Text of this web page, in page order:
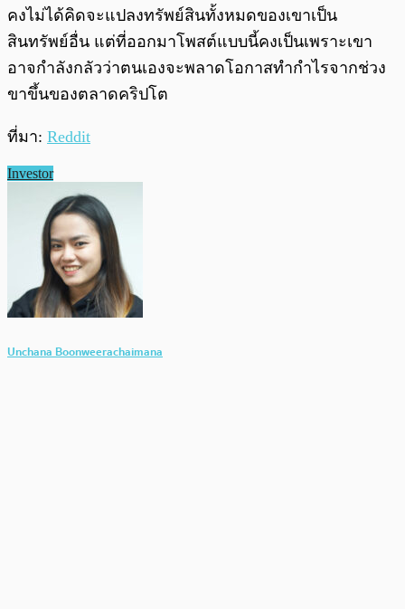
คงไม่ได้คิดจะแปลงทรัพย์สินทั้งหมดของเขาเป็น
สินทรัพย์อื่น แต่ที่ออกมาโพสต์แบบนี้คงเป็นเพราะเขา
อาจกำลังกลัวว่าตนเองจะพลาดโอกาสทำกำไรจากช่วง
ขาขึ้นของตลาดคริปโต
ที่มา: Reddit
Investor
Unchana Boonweerachaimana